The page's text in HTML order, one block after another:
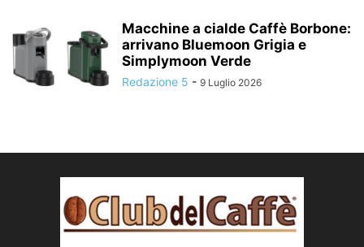
Macchine a cialde Caffè Borbone:
arrivano Bluemoon Grigia e
Simplymoon Verde
Redazione 5 - 9 Luglio 2026